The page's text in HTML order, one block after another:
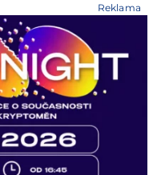
Reklama